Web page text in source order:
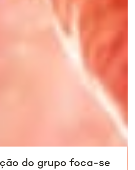
do grupo foca-se